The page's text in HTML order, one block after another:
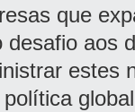
que
desafio aos
estes
política